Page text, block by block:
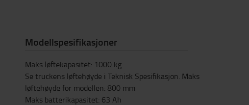
Modellspesifikasjoner
Maks løftekapasitet: 1000 kg
Se truckens løftehøyde i Teknisk Spesifikasjon. Maks
løftehøyde for modellen: 800 mm
Maks batterikapasitet: 63 Ah